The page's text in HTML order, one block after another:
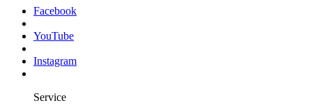
Facebook
YouTube
Instagram
Service